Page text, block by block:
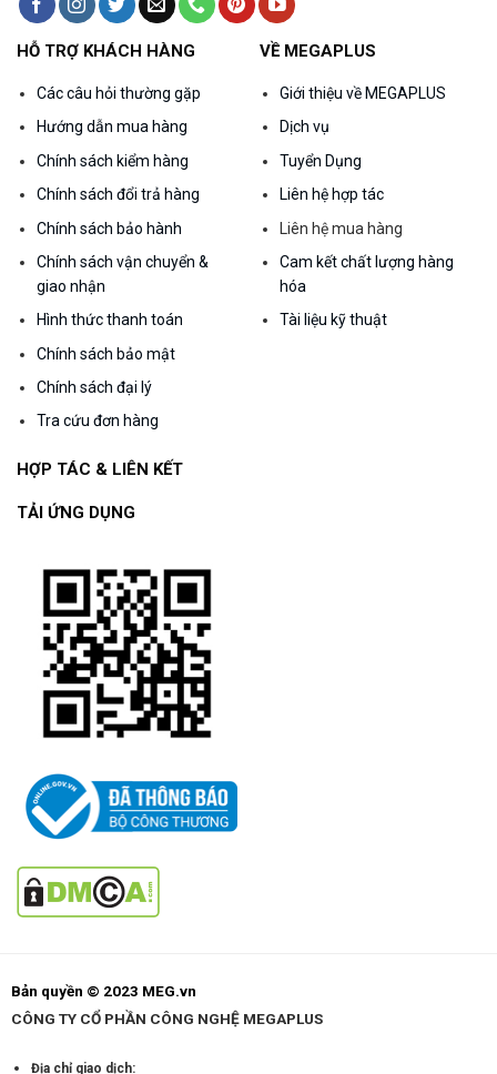
HỖ TRỢ KHÁCH HÀNG
Các câu hỏi thường gặp
Hướng dẫn mua hàng
Chính sách kiểm hàng
Chính sách đổi trả hàng
Chính sách bảo hành
Chính sách vận chuyển &
giao nhận
Hình thức thanh toán
Chính sách bảo mật
Chính sách đại lý
Tra cứu đơn hàng
VỀ MEGAPLUS
Giới thiệu về MEGAPLUS
Dịch vụ
Tuyển Dụng
Liên hệ hợp tác
Liên hệ mua hàng
Cam kết chất lượng hàng
hóa
Tài liệu kỹ thuật
HỢP TÁC & LIÊN KẾT
TẢI ỨNG DỤNG
Bản quyền © 2023 MEG.vn
CÔNG TY CỔ PHẦN CÔNG NGHỆ MEGAPLUS
Địa chỉ giao dịch: